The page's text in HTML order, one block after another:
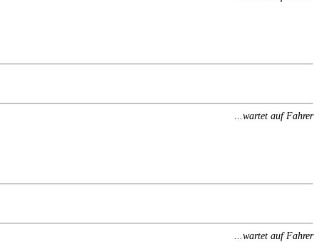
...wartet auf Fahrer
...wartet auf Fahrer